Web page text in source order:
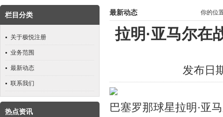
栏目分类
关于极悦注册
业务范围
最新动态
联系我们
热点资讯
最新动态 你的位
拉明·亚马尔在
发布日
巴塞罗那球星拉明·亚